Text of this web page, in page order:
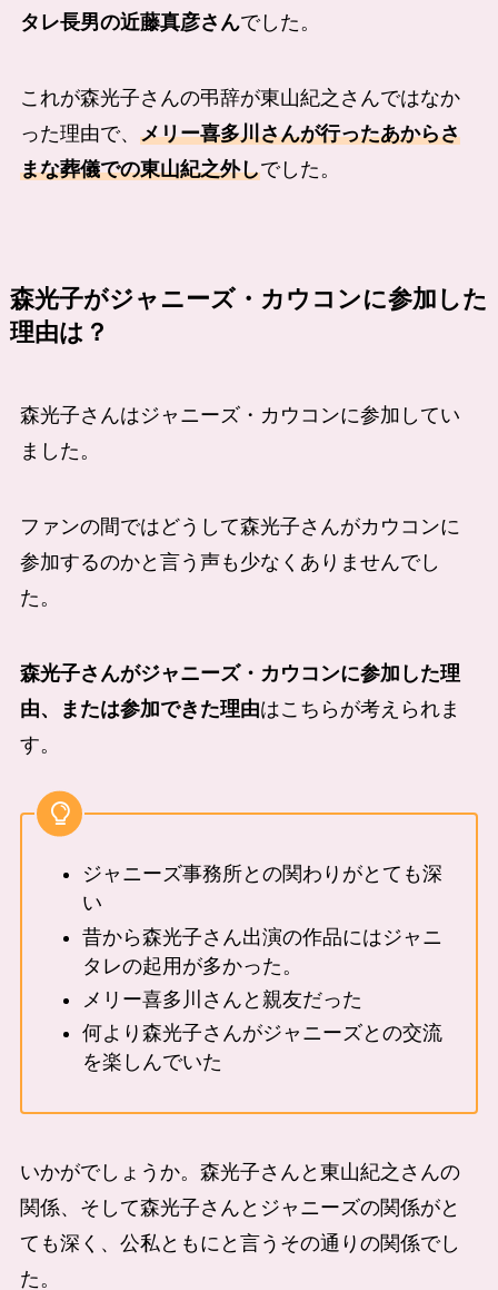
タレ長男の近藤真彦さんでした。
これが森光子さんの弔辞が東山紀之さんではなか
った理由で、 メリー喜多川さんが行ったあからさ
まな葬儀での東山紀之外しでした。
森光子がジャニーズ・カウコンに参加した
理由は？
森光子さんはジャニーズ・カウコンに参加してい
ました。
ファンの間ではどうして森光子さんがカウコンに
参加するのかと言う声も少なくありませんでし
た。
森光子さんがジャニーズ・カウコンに参加した理
由、または参加できた理由はこちらが考えられま
す。
ジャニーズ事務所との関わりがとても深
い
昔から森光子さん出演の作品にはジャニ
タレの起用が多かった。
メリー喜多川さんと親友だった
何より森光子さんがジャニーズとの交流
を楽しんでいた
いかがでしょうか。森光子さんと東山紀之さんの
関係、そして森光子さんとジャニーズの関係がと
ても深く、公私ともにと言うその通りの関係でし
た。